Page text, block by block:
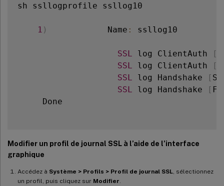
sh ssllogprofile ssllog10
1 )
            Name
: ssllog10
SSL log ClientAuth [
SSL
log ClientAuth [
SSL
log Handshake [
SSL
log Handshake [
     Done
Modifier un profil de journal SSL à l’aide de l’interface
graphique
Accédez à Système > Profils > Profil de journal SSL , sélectionnez
un profil, puis cliquez sur Modifier